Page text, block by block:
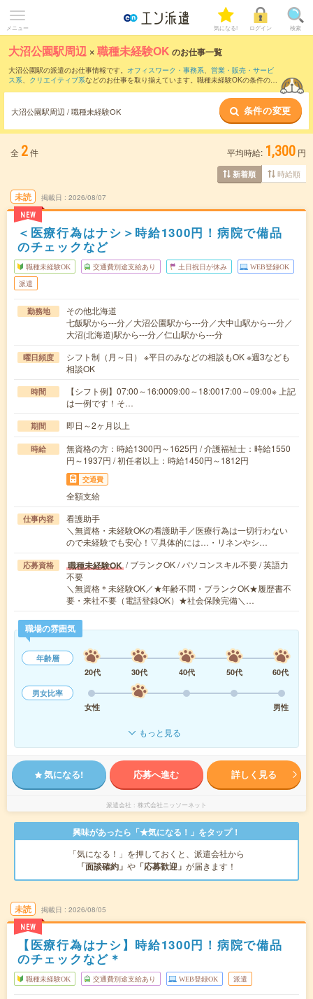
メニュー 気になる! ログイン 検索
大沼公園駅周辺 ×職種未経験OK のお仕事一覧
大沼公園駅の派遣のお仕事情報です。 オフィスワーク・事務系、 営業・販売・サービ
ス系、 クリエイティブ系などのお仕事を取り揃えています。職種未経験OKの条件の他
大沼公園駅周辺 / 職種未経験OK 条件の変更
全 2件 平均時給: 1,300 円
新着順 時給順
未読
NEW
掲載日 2026/08/07
＜医療行為はナシ＞時給1300円！病院で備品
のチェックなど
職種未経験OK 交通費別途支給あり 土日祝日が休み WEB登録OK
派遣
勤務地
その他北海道
七飯駅から---分／大沼公園駅から---分／大中山駅から---分／
大沼(北海道)駅から---分／仁山駅から---分
曜日頻度
シフト制（月～日） ※平日のみなどの相談もOK ※週3なども
相談OK
時間
【シフト例】07:00～16:0009:00～18:0017:00～09:00※ 上記
は一例です！そ…
期間 即日～2ヶ月以上
時給
無資格の方：時給1300円～1625円 / 介護福祉士：時給1550
円～1937円 / 初任者以上：時給1450円～1812円
交通費
全額支給
仕事内容
看護助手
＼無資格・未経験OKの看護助手／医療行為は一切行わない
ので未経験でも安心！▽具体的には…・リネンやシ…
応募資格 職種未経験OK / ブランクOK / パソコンスキル不要 / 英語力
不要
＼無資格＊未経験OK／★年齢不問・ブランクOK★履歴書不
要・来社不要（電話登録OK）★社会保険完備＼…
職場の雰囲気
年齢層
20代
30代 40代 50代
60代
男女比率
女性
男性
もっと見る
気になる! 応募へ進む 詳しく見る
派遣会社 株式会社ニッソーネット
興味があったら「★気になる！」をタップ！
「気になる！」を押しておくと、派遣会社から
「面談確約」 や 「応募歓迎」 が届きます！
未読
NEW
掲載日 2026/08/05
【医療行為はナシ】時給1300円！病院で備品
のチェックなど＊
職種未経験OK 交通費別途支給あり WEB登録OK 派遣